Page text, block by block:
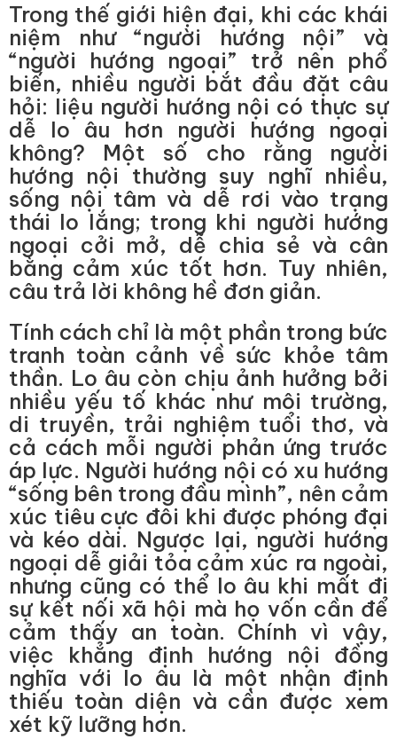
Trong thế giới hiện đại, khi các khái
niệm như “người hướng nội” và
“người hướng ngoại” trở nên phổ
biến, nhiều người bắt đầu đặt câu
hỏi: liệu người hướng nội có thực sự
dễ lo âu hơn người hướng ngoại
không? Một số cho rằng người
hướng nội thường suy nghĩ nhiều,
sống nội tâm và dễ rơi vào trạng
thái lo lắng; trong khi người hướng
ngoại cởi mở, dễ chia sẻ và cân
bằng cảm xúc tốt hơn. Tuy nhiên,
câu trả lời không hề đơn giản.
Tính cách chỉ là một phần trong bức
tranh toàn cảnh về sức khỏe tâm
thần. Lo âu còn chịu ảnh hưởng bởi
nhiều yếu tố khác như môi trường,
di truyền, trải nghiệm tuổi thơ, và
cả cách mỗi người phản ứng trước
áp lực. Người hướng nội có xu hướng
“sống bên trong đầu mình”, nên cảm
xúc tiêu cực đôi khi được phóng đại
và kéo dài. Ngược lại, người hướng
ngoại dễ giải tỏa cảm xúc ra ngoài,
nhưng cũng có thể lo âu khi mất đi
sự kết nối xã hội mà họ vốn cần để
cảm thấy an toàn. Chính vì vậy,
việc khẳng định hướng nội đồng
nghĩa với lo âu là một nhận định
thiếu toàn diện và cần được xem
xét kỹ lưỡng hơn.